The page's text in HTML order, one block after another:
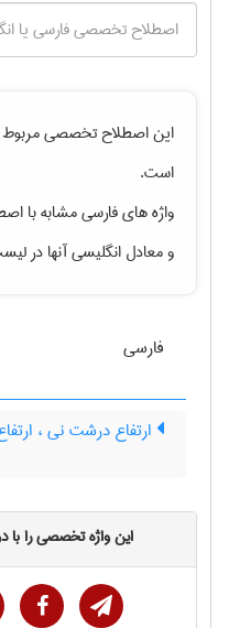
این اصطلاح تخصصی مربوط
است.
واژه های فارسی مشابه با
و معادل انگلیسی آنها در
فارسی
ارتفاع درشت نی ،
این واژه تخصصی را با